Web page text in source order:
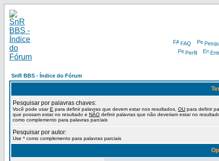
FAQ
Perfil
SnR BBS - Índice do Fórum
Pesquisar por palavras chaves:
Você pode usarE para definir palavras que devem estar nos resultados, OU para definir
que possam estar no resultado e NÃO definir palavras que não deveriam estar no
como complemento para palavras parciais
Pesquisar por autor:
Use * como complemento para palavras parciais